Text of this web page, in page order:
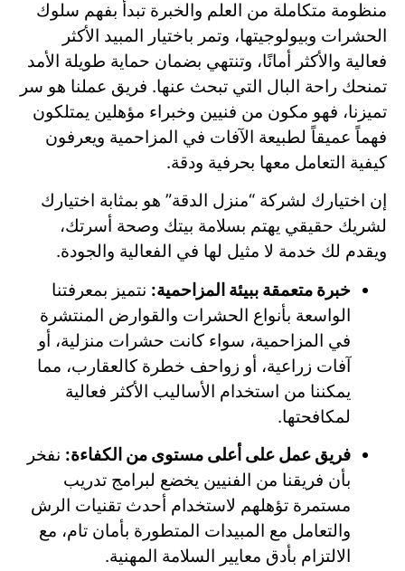
منظومة متكاملة من العلم والخبرة تبدأ بفهم سلوك
الحشرات وبيولوجيتها، وتمر باختيار المبيد الأكثر
فعالية والأكثر أمانًا، وتنتهي بضمان حماية طويلة الأمد
تمنحك راحة البال التي تبحث عنها. فريق عملنا هو سر
تميزنا، فهو مكون من فنيين وخبراء مؤهلين يمتلكون
فهماً عميقاً لطبيعة الآفات في المزاحمية ويعرفون
كيفية التعامل معها بحرفية ودقة.
إن اختيارك لشركة “منزل الدقة” هو بمثابة اختيارك
لشريك حقيقي يهتم بسلامة بيتك وصحة أسرتك،
ويقدم لك خدمة لا مثيل لها في الفعالية والجودة.
خبرة متعمقة ببيئة المزاحمية: نتميز بمعرفتنا
الواسعة بأنواع الحشرات والقوارض المنتشرة
في المزاحمية، سواء كانت حشرات منزلية، أو
آفات زراعية، أو زواحف خطرة كالعقارب، مما
يمكننا من استخدام الأساليب الأكثر فعالية
لمكافحتها.
فريق عمل على أعلى مستوى من الكفاءة: نفخر
بأن فريقنا من الفنيين يخضع لبرامج تدريب
مستمرة تؤهلهم لاستخدام أحدث تقنيات الرش
والتعامل مع المبيدات المتطورة بأمان تام، مع
الالتزام بأدق معايير السلامة المهنية.